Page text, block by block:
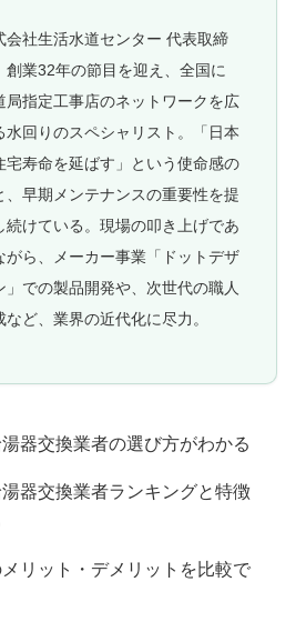
会社生活水道センター 代表取締
創業32年の節目を迎え、全国に
局指定工事店のネットワークを広
水回りのスペシャリスト。「日本
宅寿命を延ばす」という使命感の
、早期メンテナンスの重要性を提
続けている。現場の叩き上げであ
がら、メーカー事業「ドットデザ
」での製品開発や、次世代の職人
など、業界の近代化に尽力。
器交換業者の選び方がわかる
器交換業者ランキングと特徴
リット・デメリットを比較で